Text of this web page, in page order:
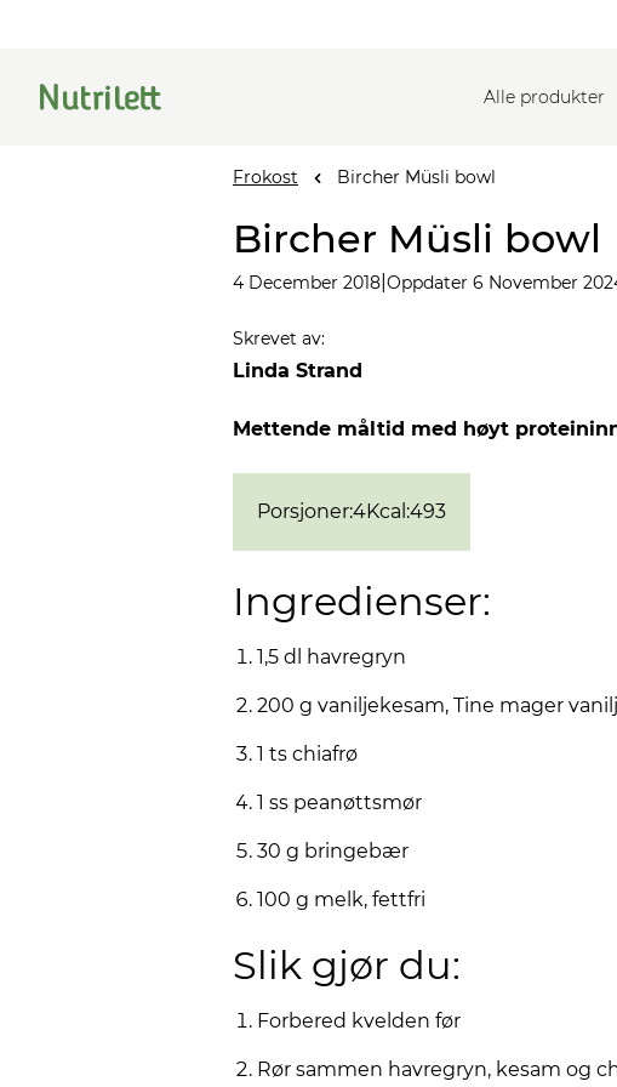
Alle produkter
Frokost Bircher Müsli bowl
Bircher Müsli bowl
4 December 2018 Oppdater 6 November
Skrevet av:
Linda Strand
Mettende måltid med høyt
Porsjoner:4Kcal :493
Ingredienser:
1,5 dl havregryn
200 g vaniljekesam, Tine mager
1 ts chiafrø
1 ss peanøttsmør
30 g bringebær
100 g melk, fettfri
Slik gjør du:
Forbered kvelden før
Rør sammen havregryn, kesam og